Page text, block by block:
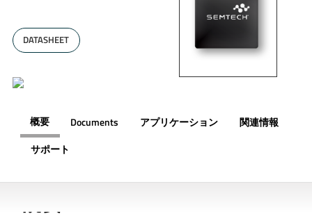
DATASHEET
概要 Documents アプリケーション
関連情報
サポート